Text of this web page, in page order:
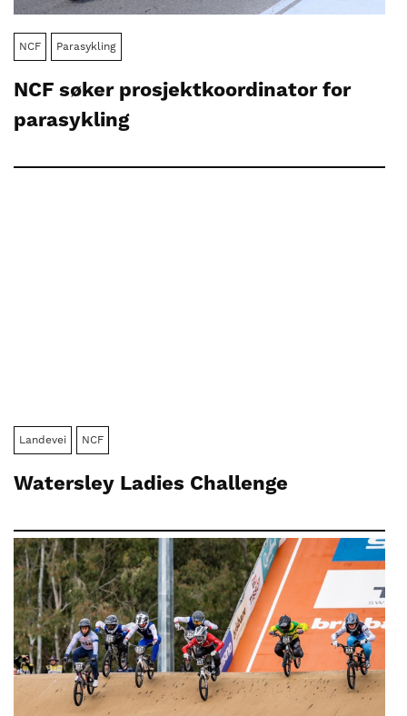
NCF Parasykling
NCF søker prosjektkoordinator for
parasykling
Landevei NCF
Watersley Ladies Challenge